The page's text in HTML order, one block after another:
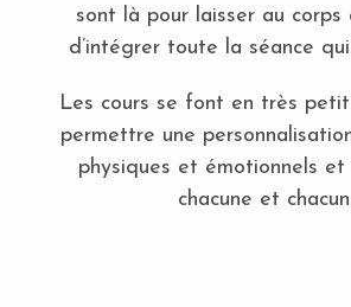
sont là pour laisser au corps
d’intégrer toute la séance
Les cours se font en très
permettre une
physiques et émotionnels et
chacune et